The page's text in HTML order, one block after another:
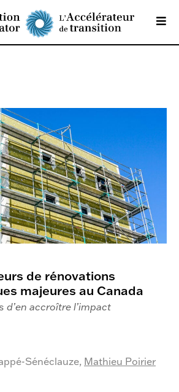
de rénovations
majeures au Canada
accroître l’impact
Sénéclauze, Mathieu Poirier